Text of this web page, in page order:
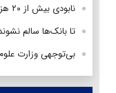
نابودی بیش از ۲۰ هزار تن برنج در شرکت بازرگانی دولتی
تا بانک‌ها سالم
بی‌توجهی وزارت